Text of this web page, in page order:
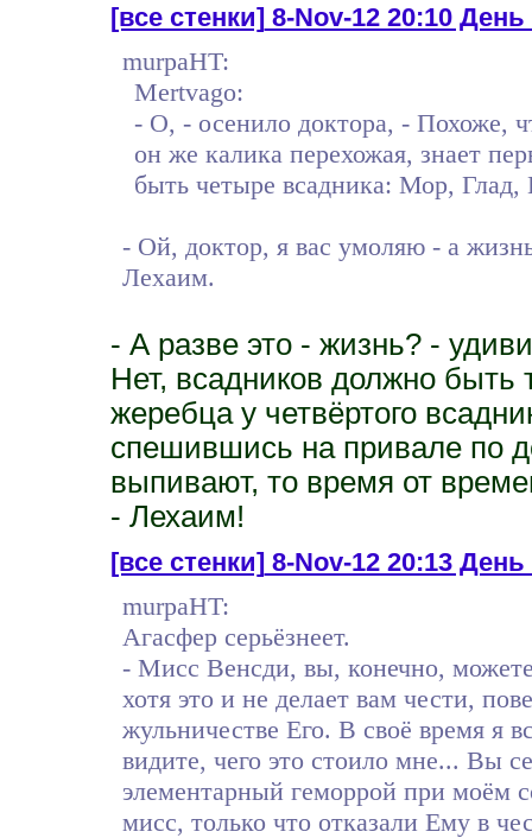
[все стенки]8-Nov-12 20:10 День
murpaHT:
Mertvago:
- О, - осенило доктора, - Похоже,
он же калика перехожая, знает
быть четыре всадника: Мор,
- Ой, доктор, я вас умоляю - а
Лехаим.
- А разве это - жизнь? -
Нет, всадников должно быть
жеребца у четвёртого
спешившись на привале по
выпивают, то время от
- Лехаим!
[все стенки]8-Nov-12 20:13 День
murpaHT:
Агасфер серьёзнеет.
- Мисс Венсди, вы, конечно,
хотя это и не делает вам чести,
жульничестве Его. В своё время я
видите, чего это стоило мне... Вы
элементарный геморрой при моём
мисс, только что отказали Ему в